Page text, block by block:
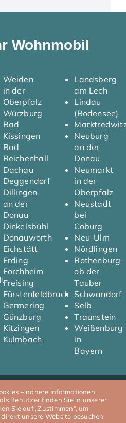
Wohnmobil
Weiden
in der
Oberpfalz
Würzburg
Bad
Kissingen
Bad
Reichenhall
Dachau
Deggendorf
Dillingen
an der
Donau
Dinkelsbühl
Donauwörth
Eichstätt
Erding
Forchheim
Freising
Fürstenfeldbruck
Germering
Günzburg
Kitzingen
Kulmbach
Landsberg
am Lech
Lindau
(Bodensee)
Neuburg
an der
Donau
Neumarkt
in der
Oberpfalz
Neustadt
bei
Coburg
Neu-Ulm
Nördlingen
Rothenburg
ob der
Tauber
Schwandorf
Selb
Traunstein
Weißenburg
in
Bayern
ImpressumIDatenschutz
– nähere Informationen
Benutzer finden Sie in unserer
Sie auf „Zustimmen“, um
unsere Website besuchen